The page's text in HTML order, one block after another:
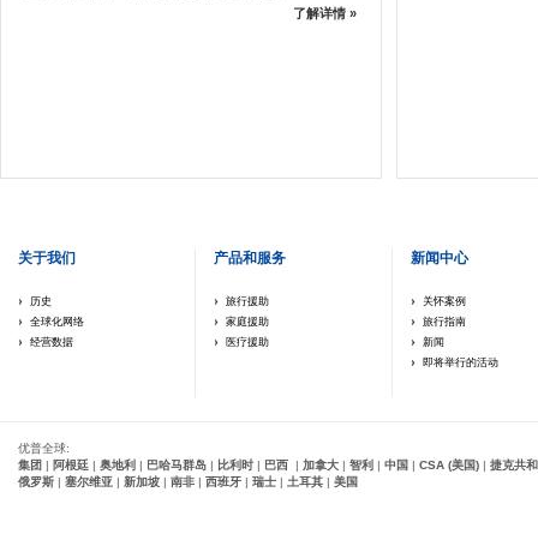
了解详情 »
关于我们
历史
全球化网络
经营数据
产品和服务
旅行援助
家庭援助
医疗援助
新闻中心
关怀案例
旅行指南
新闻
即将举行的活动
优普全球:
集团 | 阿根廷 | 奥地利 | 巴哈马群岛 | 比利时 | 巴西 | 加拿大 | 智利 | 中国 | CSA (美国) | 捷克共
俄罗斯 | 塞尔维亚 | 新加坡 | 南非 | 西班牙 | 瑞士 | 土耳其 | 美国